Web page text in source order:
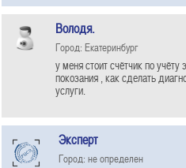
Володя.
Город: Екатеринбург
у меня стоит счётчик по
покозания , как сделать
услуги.
Эксперт
Город: не определен